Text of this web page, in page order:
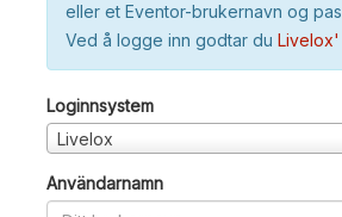
eller et Eventor-brukernavn og
Ved å logge inn godtar du
Loginnsystem
Livelox
Användarnamn